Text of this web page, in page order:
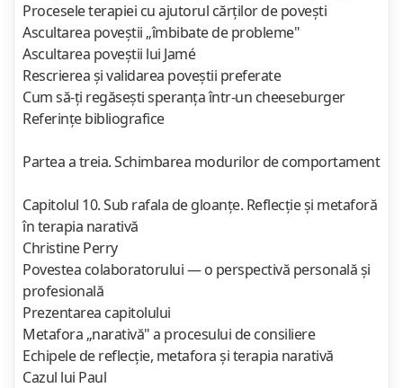
Procesele terapiei cu ajutorul cărţilor de poveşti
Ascultarea poveştii „îmbibate de probleme"
Ascultarea poveştii lui Jamé
Rescrierea şi validarea poveştii preferate
Cum să-ţi regăseşti speranţa într-un cheeseburger
Referinţe bibliografice
Partea a treia. Schimbarea modurilor de comportament
Capitolul 10. Sub rafala de gloanţe. Reflecţie şi metaforă
în terapia narativă
Christine Perry
Povestea colaboratorului — o perspectivă personală şi
profesională
Prezentarea capitolului
Metafora „narativă" a procesului de consiliere
Echipele de reflecţie, metafora şi terapia narativă
Cazul lui Paul